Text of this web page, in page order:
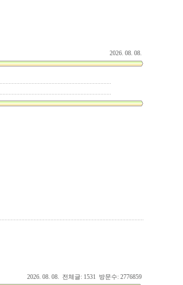
2026. 08. 08.
2026. 08. 08. 전체글: 1531 방문수: 2776859